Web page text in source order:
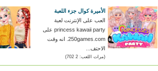
الأميرة كوال جزء اللعبة
العب على الإنترنت لعبة
princess kawaii party على
250games.com. انه وقت
الاحتف...
(مرات اللعب: 2 702)